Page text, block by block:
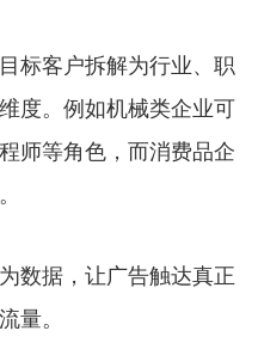
客户拆解为行业、职
度。例如机械类企业可
师等角色，而消费品企
据，让广告触达真正
量。